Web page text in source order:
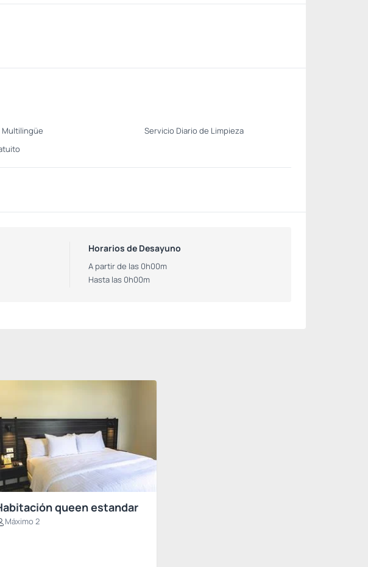
Multilingüe
Servicio Diario de Limpieza
Horarios de Desayuno
A partir de las 0h00m
Hasta las 0h00m
queen estandar
Máximo 2